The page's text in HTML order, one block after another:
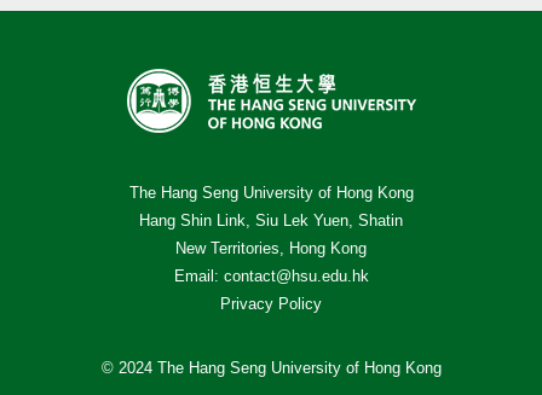
The Hang Seng University of Hong Kong
Hang Shin Link, Siu Lek Yuen, Shatin
New Territories, Hong Kong
Email: contact@hsu.edu.hk
Privacy Policy
© 2024 The Hang Seng University of Hong Kong